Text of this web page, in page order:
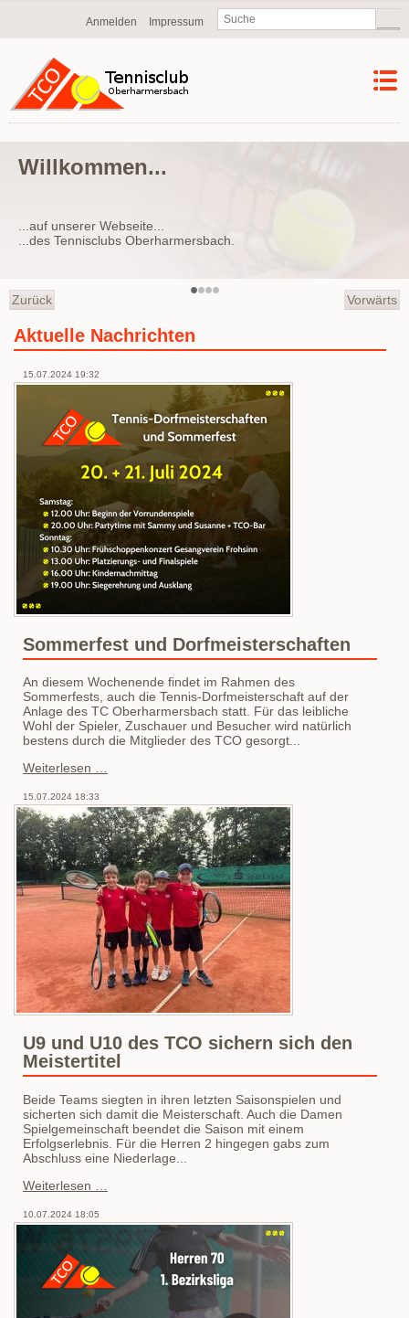
Navigation
Anmelden Impressum
Zurück •••• Vorwärts
Aktuelle Nachrichten
15.07.2024 19:32
Sommerfest und Dorfmeisterschaften
An diesem Wochenende findet im Rahmen des
Sommerfests, auch die Tennis-Dorfmeisterschaft auf der
Anlage des TC Oberharmersbach statt. Für das leibliche
Wohl der Spieler, Zuschauer und Besucher wird natürlich
bestens durch die Mitglieder des TCO gesorgt...
Weiterlesen …
15.07.2024 18:33
U9 und U10 des TCO sichern sich den
Meistertitel
Beide Teams siegten in ihren letzten Saisonspielen und
sicherten sich damit die Meisterschaft. Auch die Damen
Spielgemeinschaft beendet die Saison mit einem
Erfolgserlebnis. Für die Herren 2 hingegen gabs zum
Abschluss eine Niederlage...
Weiterlesen …
des
sichern
sich
den
Meistertitel
10.07.2024 18:05